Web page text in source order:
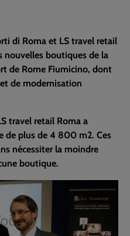
di Roma et LS travel retail
boutiques de la
de Rome Fiumicino, dont
de modernisation
travel retail Roma a
de plus de 4 800 m2. Ces
nécessiter la moindre
boutique.